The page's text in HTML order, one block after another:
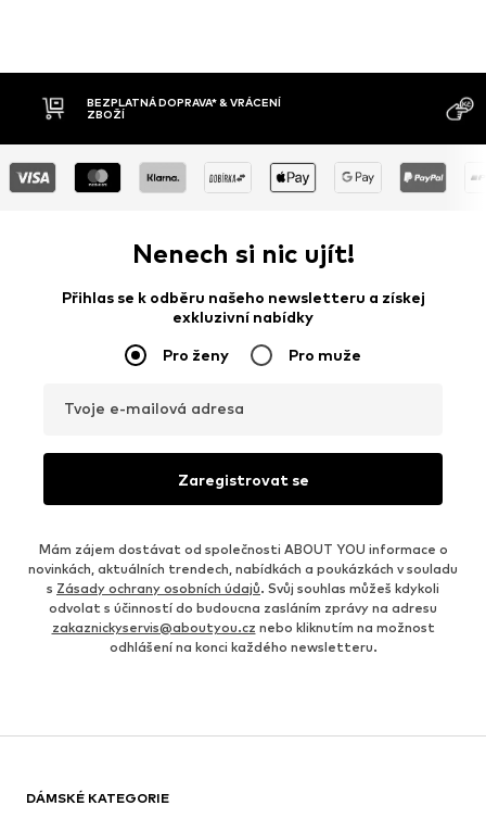
BEZPLATNÁ DOPRAVA* & VRÁCENÍ
ZBOŽÍ
Nenech si nic ujít!
Přihlas se k odběru našeho newsletteru a získej
exkluzivní nabídky
Pro ženy Pro muže
Tvoje e-mailová adresa
Zaregistrovat se
Mám zájem dostávat od společnosti ABOUT YOU informace o
novinkách, aktuálních trendech, nabídkách a poukázkách v souladu
s Zásady ochrany osobních údajů. Svůj souhlas můžeš kdykoli
odvolat s účinností do budoucna zasláním zprávy na adresu
zakaznickyservis@aboutyou.cz nebo kliknutím na možnost
odhlášení na konci každého newsletteru.
DÁMSKÉ KATEGORIE